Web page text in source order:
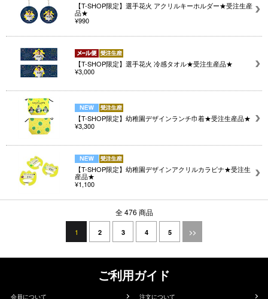
【T-SHOP限定】選手花火 アクリルキーホルダー★受注生産
品★
¥990
【T-SHOP限定】選手花火 冷感タオル★受注生産品★
¥3,000
【T-SHOP限定】幼稚園デザインランチ巾着★受注生産品★
¥3,300
【T-SHOP限定】幼稚園デザインアクリルカラビナ★受注生
産品★
¥1,100
全 476 商品
1 2 3 4 5 >>
ご利用ガイド
会員について 注文について